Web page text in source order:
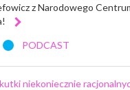
z Narodowego
PODCAST
niekoniecznie